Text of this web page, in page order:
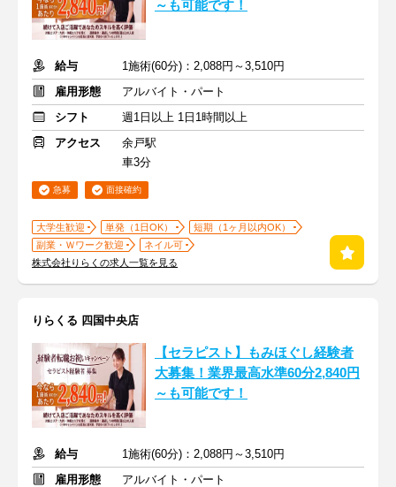
～も可能です！
給与
1施術(60分)：2,088円～3,510円
雇用形態
アルバイト・パート
シフト
週1日以上 1日1時間以上
アクセス
余戸駅
車3分
急募 面接確約
大学生歓迎 単発（1日OK）
短期（1ヶ月以内OK）
副業・Ｗワーク歓迎
ネイル可
株式会社りらくの求人一覧を見る
りらくる 四国中央店
【セラピスト】もみほぐし経験者
大募集！業界最高水準60分2,840円
～も可能です！
給与
1施術(60分)：2,088円～3,510円
雇用形態
アルバイト・パート